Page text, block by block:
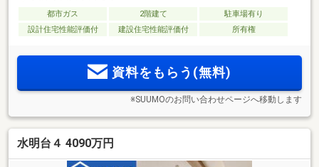
都市ガス 2階建て
駐車場有り
設計住宅性能評価付
建設住宅性能評価付 所有権
資料をもらう(無料)
※SUUMOのお問い合わせページへ移動します
水明台４ 4090万円